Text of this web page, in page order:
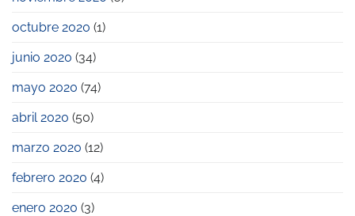
octubre 2020 (1)
junio 2020 (34)
mayo 2020 (74)
abril 2020 (50)
marzo 2020 (12)
febrero 2020 (4)
enero 2020 (3)